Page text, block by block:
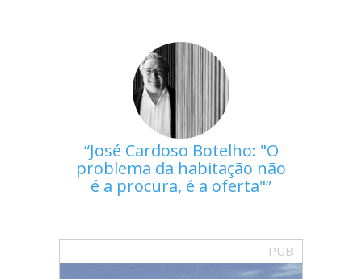
José Cardoso Botelho: "O
problema da habitação não
é a procura, é a oferta"
PUB